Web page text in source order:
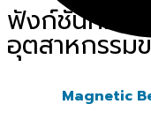
ฟังก์ชันที่คิดค้
อุตสาหกรร
Magnetic